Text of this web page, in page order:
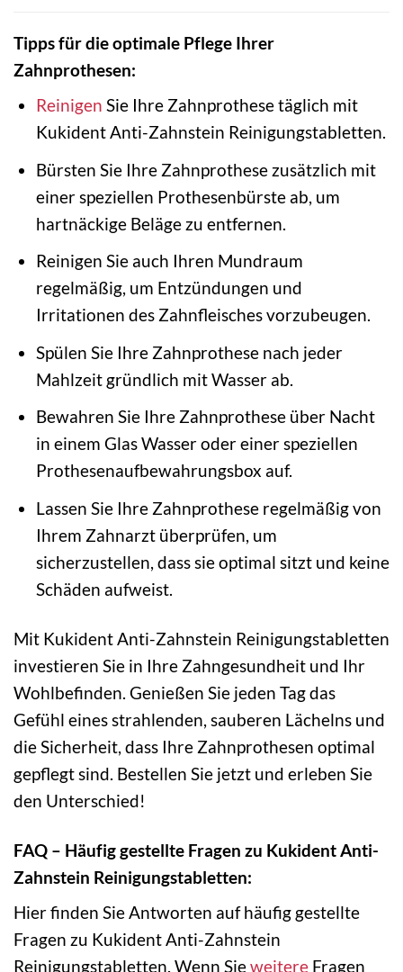
Tipps für die optimale Pflege Ihrer
Zahnprothesen:
Reinigen Sie Ihre Zahnprothese täglich mit
Kukident Anti-Zahnstein Reinigungstabletten.
Bürsten Sie Ihre Zahnprothese zusätzlich mit
einer speziellen Prothesenbürste ab, um
hartnäckige Beläge zu entfernen.
Reinigen Sie auch Ihren Mundraum
regelmäßig, um Entzündungen und
Irritationen des Zahnfleisches vorzubeugen.
Spülen Sie Ihre Zahnprothese nach jeder
Mahlzeit gründlich mit Wasser ab.
Bewahren Sie Ihre Zahnprothese über Nacht
in einem Glas Wasser oder einer speziellen
Prothesenaufbewahrungsbox auf.
Lassen Sie Ihre Zahnprothese regelmäßig von
Ihrem Zahnarzt überprüfen, um
sicherzustellen, dass sie optimal sitzt und keine
Schäden aufweist.
Mit Kukident Anti-Zahnstein Reinigungstabletten
investieren Sie in Ihre Zahngesundheit und Ihr
Wohlbefinden. Genießen Sie jeden Tag das
Gefühl eines strahlenden, sauberen Lächelns und
die Sicherheit, dass Ihre Zahnprothesen optimal
gepflegt sind. Bestellen Sie jetzt und erleben Sie
den Unterschied!
FAQ – Häufig gestellte Fragen zu Kukident Anti-
Zahnstein Reinigungstabletten:
Hier finden Sie Antworten auf häufig gestellte
Fragen zu Kukident Anti-Zahnstein
Reinigungstabletten. Wenn Sieweitere Fragen